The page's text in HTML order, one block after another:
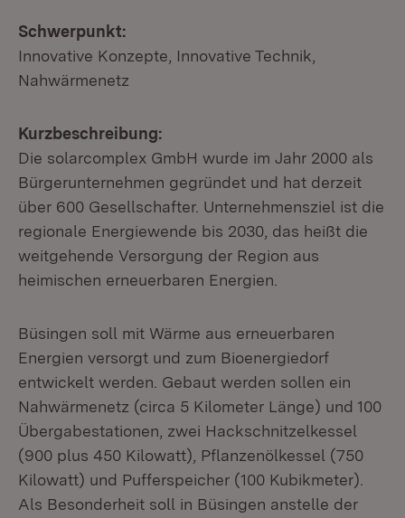
Schwerpunkt:
Innovative Konzepte, Innovative Technik,
Nahwärmenetz
Kurzbeschreibung:
Die solarcomplex GmbH wurde im Jahr 2000 als
Bürgerunternehmen gegründet und hat derzeit
über 600 Gesellschafter. Unternehmensziel ist die
regionale Energiewende bis 2030, das heißt die
weitgehende Versorgung der Region aus
heimischen erneuerbaren Energien.
Büsingen soll mit Wärme aus erneuerbaren
Energien versorgt und zum Bioenergiedorf
entwickelt werden. Gebaut werden sollen ein
Nahwärmenetz (circa 5 Kilometer Länge) und 100
Übergabestationen, zwei Hackschnitzelkessel
(900 plus 450 Kilowatt), Pflanzenölkessel (750
Kilowatt) und Pufferspeicher (100 Kubikmeter).
Als Besonderheit soll in Büsingen anstelle der